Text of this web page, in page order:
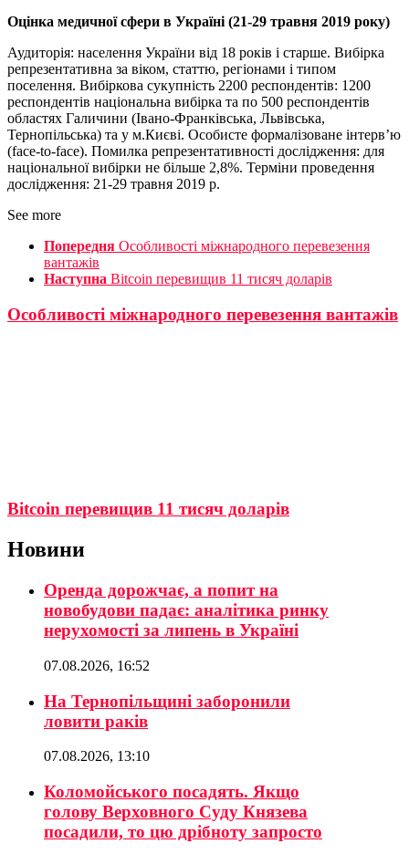
Оцінка медичної сфери в Україні (21-29 травня 2019 року)
Аудиторія: населення України від 18 років і старше. Вибірка
репрезентативна за віком, статтю, регіонами і типом
поселення. Вибіркова сукупність 2200 респондентів: 1200
респондентів національна вибірка та по 500 респондентів
областях Галичини (Івано-Франківська, Львівська,
Тернопільська) та у м.Києві. Особисте формалізоване інтерв’ю
(face-to-face). Помилка репрезентативності дослідження: для
національної вибірки не більше 2,8%. Терміни проведення
дослідження: 21-29 травня 2019 р.
See more
Попередня Особливості міжнародного перевезення
вантажів
Наступна Bitcoin перевищив 11 тисяч доларів
Особливості міжнародного перевезення вантажів
Bitcoin перевищив 11 тисяч доларів
Новини
Оренда дорожчає, а попит на
новобудови падає: аналітика ринку
нерухомості за липень в Україні
07.08.2026, 16:52
На Тернопільщині заборонили
ловити раків
07.08.2026, 13:10
Коломойського посадять. Якщо
голову Верховного Суду Князева
посадили, то цю дрібноту запросто